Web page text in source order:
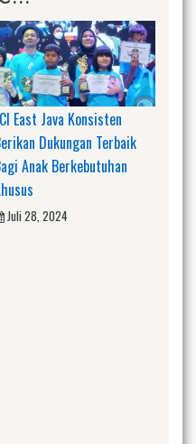
East Java Konsisten
Dukungan Terbaik
Anak Berkebutuhan
Juli 28, 2024